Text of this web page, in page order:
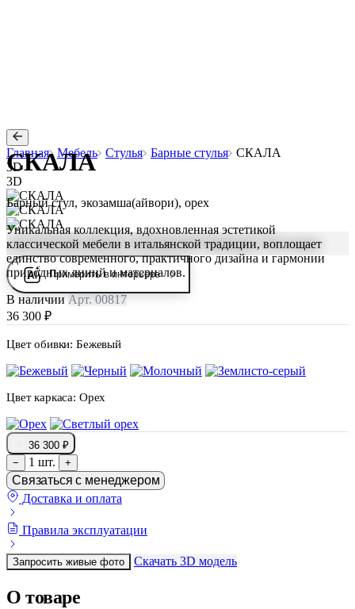
Главная Мебель Стулья Барные стулья СКАЛА
3D
3D
Примерить в интерьере
СКАЛА
Барный стул, экозамша(айвори), орех
Уникальная коллекция, вдохновленная эстетикой
классической мебели в итальянской традиции, воплощает
единство современного, практичного дизайна и гармонии
природных линий и материалов.
В наличии Арт. 00817
36 300 ₽
Цвет обивки: Бежевый
Цвет каркаса: Орех
36 300 ₽
−
1 шт. +
Связаться с менеджером
Доставка и оплата
Правила эксплуатации
Запросить живые фото Скачать 3D модель
О товаре